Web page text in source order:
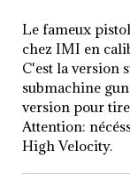
Le fameux
chez IMI en
C'est la version
submachine
version pour
Attention:
High Velocity.